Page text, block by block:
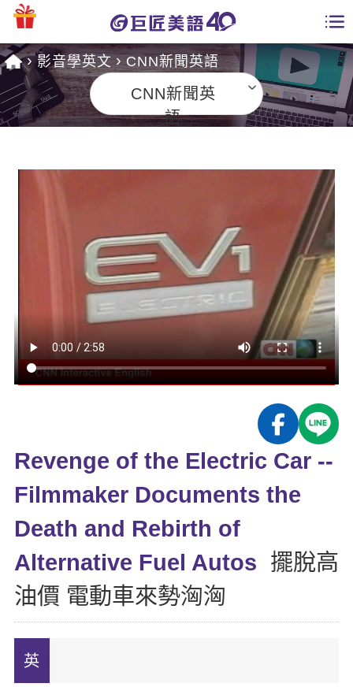
課程總覽
英文課程總表
TOEIC 多益課程
IELTS 雅思課程
能力養成
自然發音
旅遊英文
基礎字彙
情境閱讀
英文文法技巧
英文寫作
特色課程
英語俱樂部
ECAM
Let's Talk
日語
韓語
西班牙語
外語即時通
兒童美語
更多
一對一家教
企業訓練
點讀筆教材
數位學習教材
英文部落格
多益秒學堂
影音學英文
學習分享
學員故事
校園贊助
學員專區
Recruiting
影音學英文 CNN新聞英語
CNN新聞英
語
Revenge of the Electric Car --
Filmmaker Documents the
Death and Rebirth of
Alternative Fuel Autos 擺脫高
油價 電動車來勢洶洶